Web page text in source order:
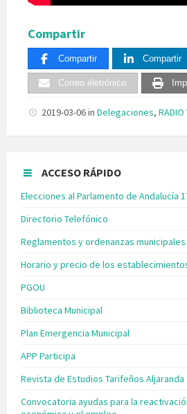
Compartir
Compartir Compartir
Correo eletrónico
2019-03-06in Delegaciones, RADIO
ACCESO RÁPIDO
Elecciones al Parlamento de Andalucía
Directorio Telefónico
Reglamentos y ordenanzas municipales
Horario y precio de los
PGOU
Biblioteca Municipal
Plan Emergencia Municipal
APP Participa
Revista de Estudios Tarifeños Aljaranda
Convocatoria ayudas para la